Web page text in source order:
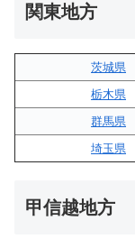
関東地方
茨城県
栃木県
群馬県
埼玉県
甲信越地方